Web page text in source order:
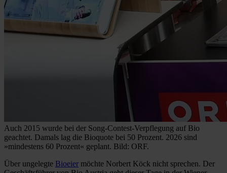
Auch 2015 wurde bei der Song-Contest-Verpflegung auf Bio
geachtet. Damals lag die Bioquote bei 50 Prozent. 2026 sind
»mindestens 60 Prozent« geplant. Bild: ORF.
Über ungelegte Bioeier möchte Norbert Köck nicht sprechen. Der